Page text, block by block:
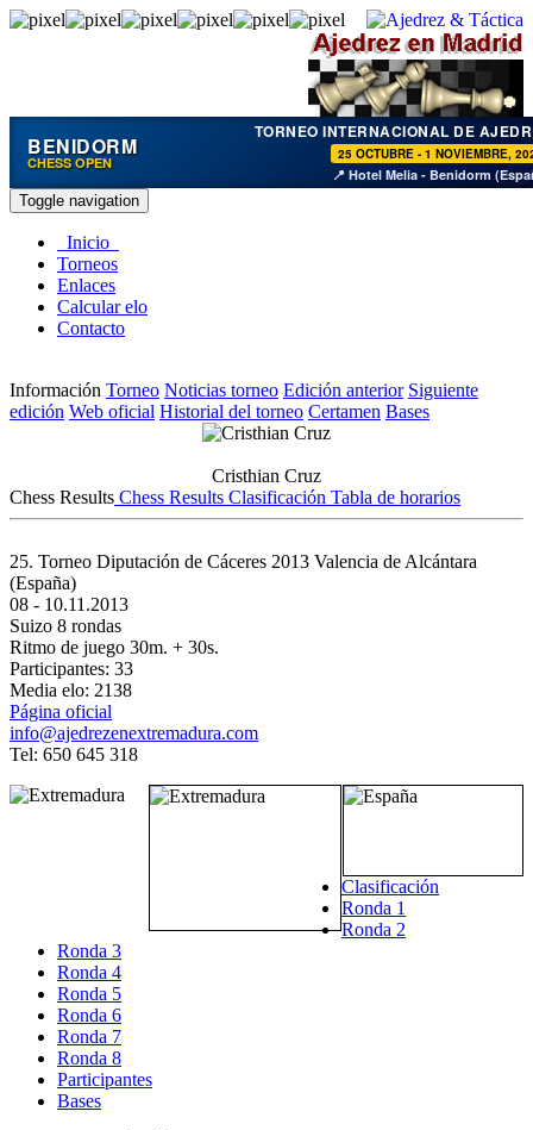
BENIDORM
CHESS OPEN
TORNEO INTERNACIONAL DE
25 OCTUBRE - 1 NOVIEMBRE,
📍 Hotel Melia - Benidorm
Toggle navigation
Inicio
Torneos
Enlaces
Calcular elo
Contacto
Información Torneo Noticias torneo Edición anterior Siguiente
edición Web oficial Historial del torneo Certamen Bases
Cristhian Cruz
Chess Results Chess Results Clasificación Tabla de horarios
25. Torneo Diputación de Cáceres 2013 Valencia de Alcántara
(España)
08 - 10.11.2013
Suizo 8 rondas
Ritmo de juego 30m. + 30s.
Participantes: 33
Media elo: 2138
Página oficial
info@ajedrezenextremadura.com
Tel: 650 645 318
Clasificación
Ronda 1
Ronda 2
Ronda 3
Ronda 4
Ronda 5
Ronda 6
Ronda 7
Ronda 8
Participantes
Bases